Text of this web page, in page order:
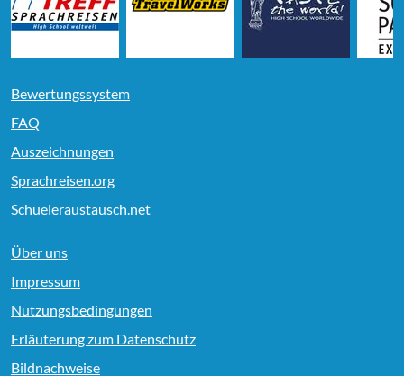
Bewertungssystem
FAQ
Auszeichnungen
Sprachreisen.org
Schueleraustausch.net
Über uns
Impressum
Nutzungsbedingungen
Erläuterung zum Datenschutz
Bildnachweise